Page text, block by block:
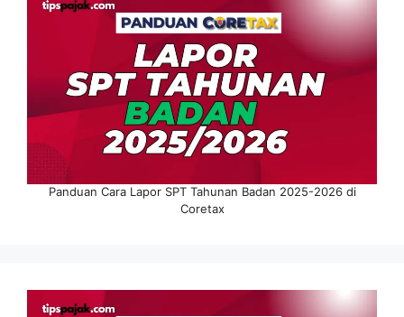
Panduan Cara Lapor SPT Tahunan Badan 2025-2026 di
Coretax